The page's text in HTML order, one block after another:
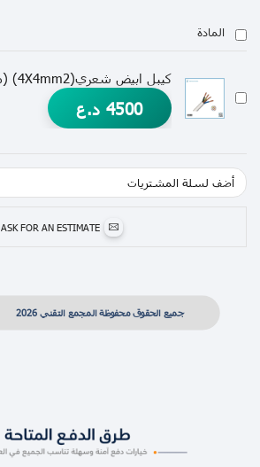
المادة
كيبل ابيض شعري(4X4mm2) (م)
4500 د.ع
ASK FOR AN ESTIMATE
جميع الحقوق محفوظة المجمع التقني 2026